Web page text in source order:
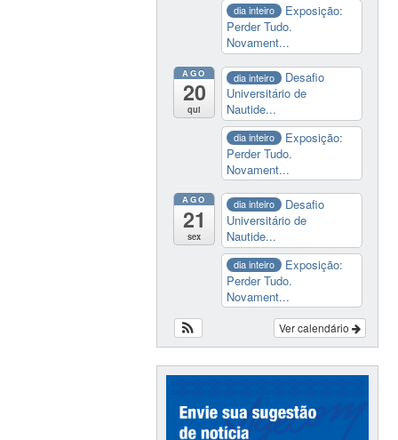
dia inteiro
Exposição:
Perder Tudo.
Novament...
AGO
20
qui
dia inteiro
Desafio
Universitário de
Nautide...
dia inteiro
Exposição:
Perder Tudo.
Novament...
AGO
21
sex
dia inteiro
Desafio
Universitário de
Nautide...
dia inteiro
Exposição:
Perder Tudo.
Novament...
Ver calendário